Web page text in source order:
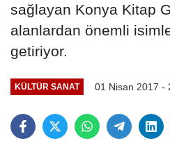
sağlayan Konya Kitap
alanlardan önemli
getiriyor.
KÜLTÜR SANAT 01 Nisan 2017 -